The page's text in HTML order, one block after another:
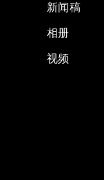
新闻稿
相册
视频